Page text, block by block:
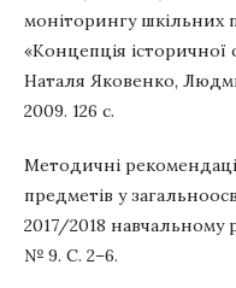
моніторингу шкільних
«Концепція
Наталя Яковенко,
2009. 126 с.
Методичні
предметів у
2017/2018 навчальному
№ 9. С. 2–6.